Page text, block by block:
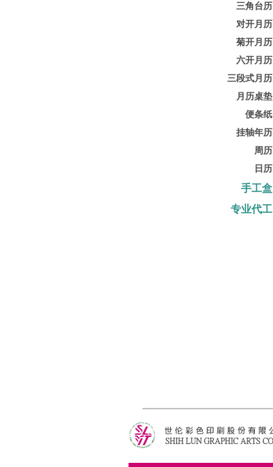
三角台历
对开月历
菊开月历
六开月历
三段式月历
月历桌垫
便条纸
挂轴年历
周历
日历
手工盒
专业代工